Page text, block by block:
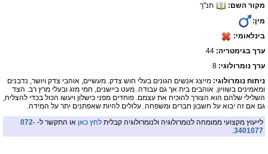
מקור השם:
תנ"ך
מין:
בינלאומי:
ערך בגימטריה:
ערך נומרולוגי: 8
ניתוח נומרולוגי: מייצג אנשים הגונים בעלי חוש צדק. מעשיים, אוהבי צדק ויושר, נדבנים
ומאמינים בשוויון. אוהבים בית אך גם עבודה. מעט ביישנים, חמי מזג ובעלי מרץ רב. הצד
השלילי שלהם הוא הצורך להוכיח את עצמם. פוחדים מפני כישלון ויעשו הכול בכדי להצליח,
גם אם זה יבוא על חשבון חברים ומשפחה. עלולים להיות שאפתנים יתר על המידה.
לייעוץ מקצועי ממומחה לנומרולוגיה ולנומרולוגיה קבלית לחץ כאן או התקשר ל- 072-
3401077
.